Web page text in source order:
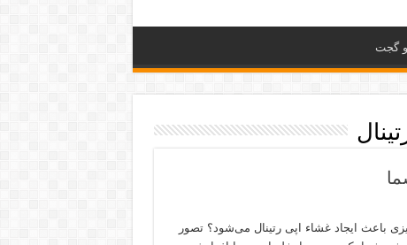
و گجت
باعث ایجاد غشاء اپی رتینال می‌شود؟ تصور